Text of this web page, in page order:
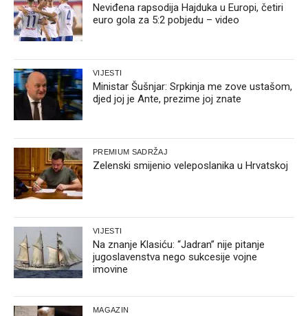
Neviđena rapsodija Hajduka u Europi, četiri
euro gola za 5:2 pobjedu – video
VIJESTI
Ministar Šušnjar: Srpkinja me zove ustašom,
djed joj je Ante, prezime joj znate
PREMIUM SADRŽAJ
Zelenski smijenio veleposlanika u Hrvatskoj
VIJESTI
Na znanje Klasiću: “Jadran” nije pitanje
jugoslavenstva nego sukcesije vojne
imovine
MAGAZIN